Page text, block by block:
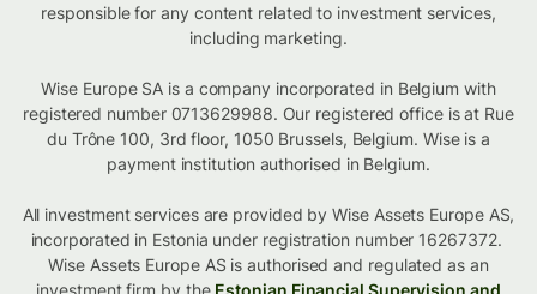
responsible for any content related to investment services,
including marketing.
Wise Europe SA is a company incorporated in Belgium with
registered number 0713629988. Our registered office is at Rue
du Trône 100, 3rd floor, 1050 Brussels, Belgium. Wise is a
payment institution authorised in Belgium.
All investment services are provided by Wise Assets Europe AS,
incorporated in Estonia under registration number 16267372.
Wise Assets Europe AS is authorised and regulated as an
investment firm by the Estonian Financial Supervision and